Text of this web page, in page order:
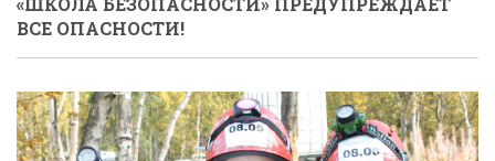
ВСЕ ОПАСНОСТИ!